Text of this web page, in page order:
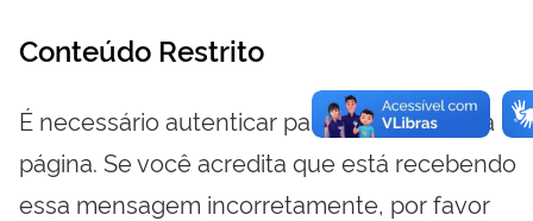
Conteúdo Restrito
É necessário autenticar para visualizar essa
página. Se você acredita que está recebendo
essa mensagem incorretamente, por favor